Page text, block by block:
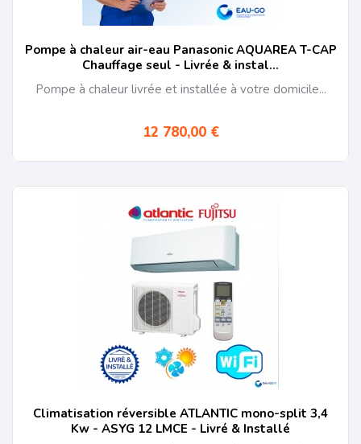
Pompe à chaleur air-eau Panasonic AQUAREA T-CAP
Chauffage seul - Livrée & instal...
Pompe à chaleur livrée et installée à votre domicile...
12 780,00 €
Climatisation réversible ATLANTIC mono-split 3,4
Kw - ASYG 12 LMCE - Livré & Installé